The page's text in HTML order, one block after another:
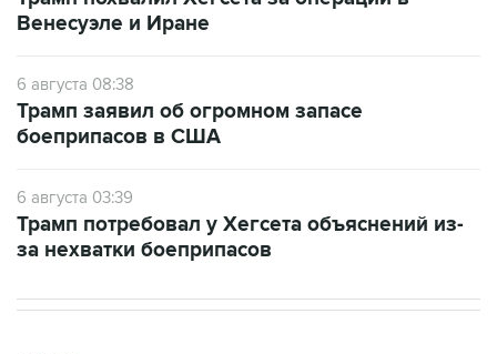
Венесуэле и Иране
6 августа 08:38
Трамп заявил об огромном запасе
боеприпасов в США
6 августа 03:39
Трамп потребовал у Хегсета объяснений из-
за нехватки боеприпасов